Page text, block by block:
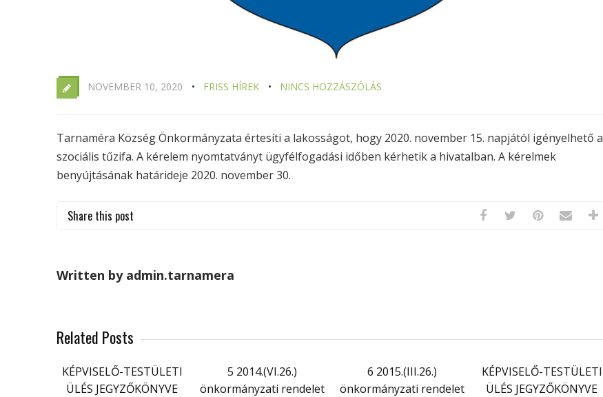
NOVEMBER 10, 2020 FRISS HÍREK NINCS HOZZÁSZÓLÁS
Tarnaméra Község Önkormányzata értesíti a lakosságot, hogy 2020. november 15. napjától igényelhető a
szociális tűzifa. A kérelem nyomtatványt ügyfélfogadási időben kérhetik a hivatalban. A kérelmek
benyújtásának határideje 2020. november 30.
Share this post
Written by admin.tarnamera
Related Posts
KÉPVISELŐ-TESTÜLETI
ÜLÉS JEGYZŐKÖNYVE
5 2014.(VI.26.)
önkormányzati rendelet
6 2015.(III.26.)
önkormányzati rendelet
KÉPVISELŐ-TESTÜLETI
ÜLÉS JEGYZŐKÖNYVE